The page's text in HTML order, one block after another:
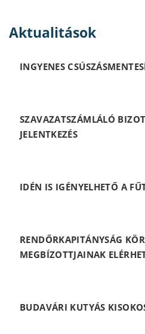
Aktualitások
INGYENES
SZAVAZATSZÁMLÁLÓ
JELENTKEZÉS
IDÉN IS IGÉNYELHETŐ A
RENDŐRKAPITÁNYSÁG
MEGBÍZOTTJAINAK
BUDAVÁRI KUTYÁS